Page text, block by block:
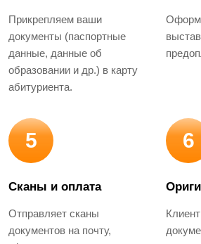
Прикрепляем ваши
документы (паспортные
данные, данные об
образовании и др.) в карту
абитуриента.
5
Сканы и оплата
Отправляет сканы
документов на почту,
6